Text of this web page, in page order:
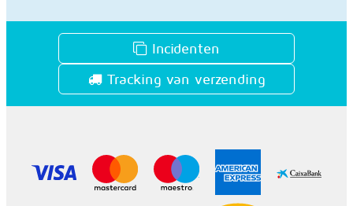
Incidenten
Tracking van verzending